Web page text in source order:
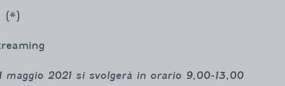
(*)
maggio 2021 si svolgerà in orario 9,00-13,00